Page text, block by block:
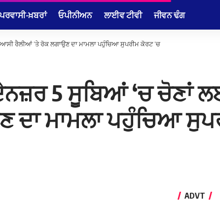
ਖ਼ਬਰਾਂ ਓਪੀਨੀਅਨ ਲਾਈਵ ਟੀਵੀ ਜੀਵਨ ਢੰਗ
ਰੈਲੀਆਂ ‘ਤੇ ਰੋਕ ਲਗਾਉਣ ਦਾ ਮਾਮਲਾ ਪਹੁੰਚਿਆ ਸੁਪਰੀਮ ਕੋਰਟ ‘ਚ
5 ਸੂਬਿਆਂ ‘ਚ ਚੋਣਾਂ
ਦਾ ਮਾਮਲਾ ਪਹੁੰਚਿਆ
ADVT